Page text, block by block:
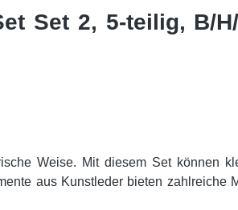
Set 2, 5-teilig, B/
Weise. Mit diesem Set können
aus Kunstleder bieten zahlreiche